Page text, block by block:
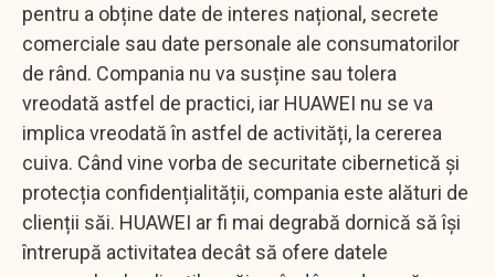
pentru a obține date de interes național, secrete
comerciale sau date personale ale consumatorilor
de rând. Compania nu va susține sau tolera
vreodată astfel de practici, iar HUAWEI nu se va
implica vreodată în astfel de activități, la cererea
cuiva. Când vine vorba de securitate cibernetică și
protecția confidențialității, compania este alături de
clienții săi. HUAWEI ar fi mai degrabă dornică să își
întrerupă activitatea decât să ofere datele